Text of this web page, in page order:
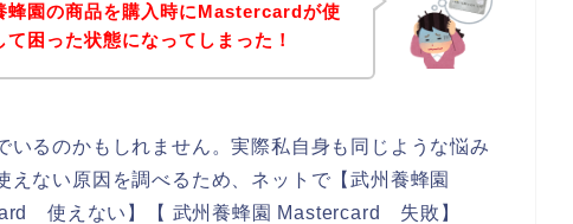
蜂園の商品を購入時にMastercardが使
困った状態になってしまった！
るのかもしれません。実際私自身も同じような悩み
ない原因を調べるため、ネットで【武州養蜂園
使えない】【 武州養蜂園 Mastercard 失敗】